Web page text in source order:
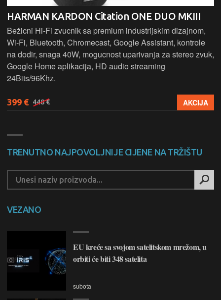
HARMAN KARDON Citation ONE DUO MKIII
Bežicni Hi-Fi zvucnik sa premium industrijskim dizajnom,
Wi-Fi, Bluetooth, Chromecast, Google Assistant, kontrole
na dodir, snaga 40W, mogucnost uparivanja za stereo zvuk,
Google Home aplikacija, HD audio streaming
24Bits/96Khz.
399 € 448 € AKCIJA
TRENUTNO NAJPOVOLJNIJE CIJENE NA TRŽIŠTU
VEZANO
EU kreće sa svojom satelitskom mrežom, u
orbiti će biti 348 satelita
subota